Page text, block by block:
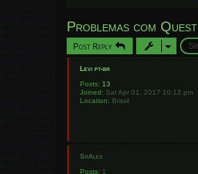
Problemas com Quest
Post Reply
Levi pt-br
Posts: 13
Joined: Sat Apr 01, 2017 10:12 pm
Location: Brasil
SrAlex
Posts: 1